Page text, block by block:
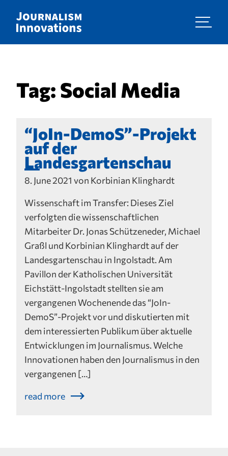
Tag: Social Media
“JoIn-DemoS”-Projekt
auf der
Landesgartenschau
8. June 2021 von Korbinian Klinghardt
Wissenschaft im Transfer: Dieses Ziel
verfolgten die wissenschaftlichen
Mitarbeiter Dr. Jonas Schützeneder, Michael
Graßl und Korbinian Klinghardt auf der
Landesgartenschau in Ingolstadt. Am
Pavillon der Katholischen Universität
Eichstätt-Ingolstadt stellten sie am
vergangenen Wochenende das “JoIn-
DemoS”-Projekt vor und diskutierten mit
dem interessierten Publikum über aktuelle
Entwicklungen im Journalismus. Welche
Innovationen haben den Journalismus in den
vergangenen […]
read more